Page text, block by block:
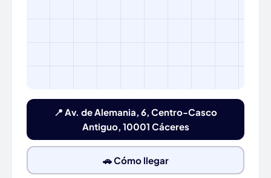
📍 Av. de Alemania, 6, Centro-Casco
Antiguo, 10001 Cáceres
🚗 Cómo llegar